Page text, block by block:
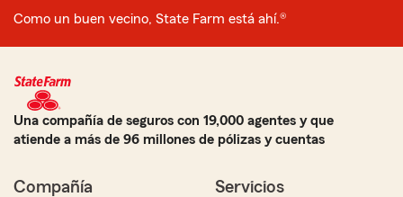
Como un buen vecino, State Farm está ahí.®
Una compañía de seguros con 19,000 agentes y que
atiende a más de 96 millones de pólizas y cuentas
Compañía Servicios